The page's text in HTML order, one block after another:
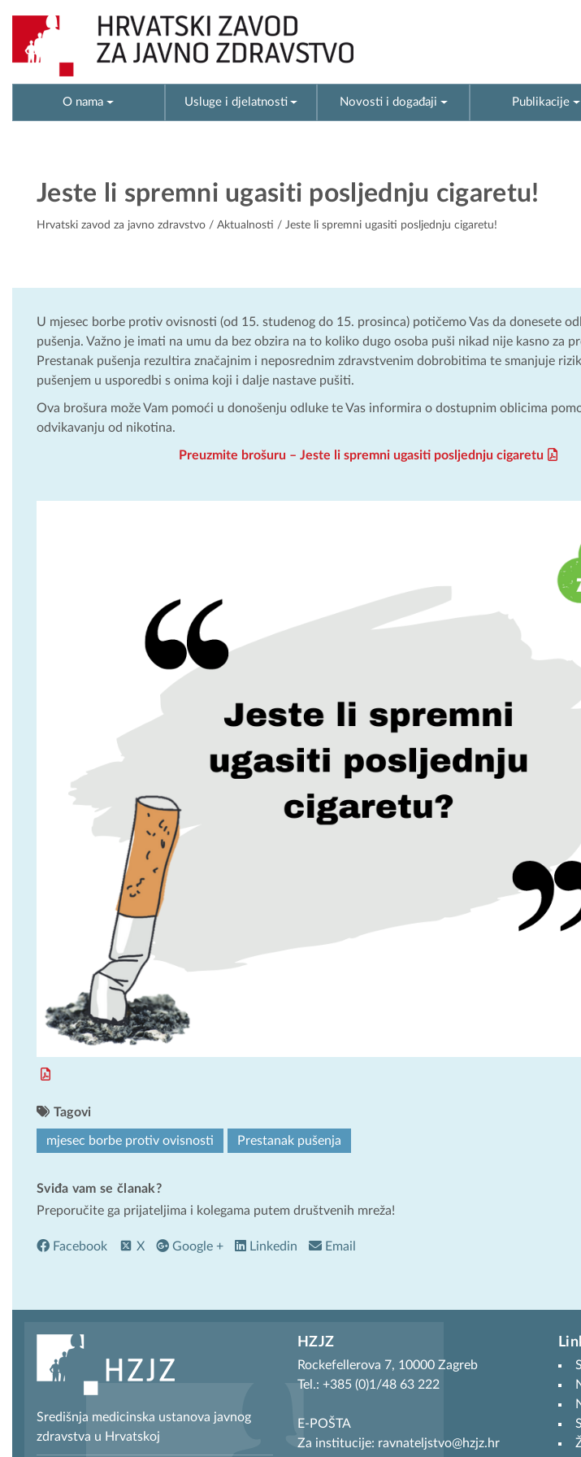
O nama Usluge i djelatnosti Novosti i događaji Publikacije
Jeste li spremni ugasiti posljednju cigaretu!
Hrvatski zavod za javno zdravstvo / Aktualnosti / Jeste li spremni ugasiti posljednju cigaretu!
U mjesec borbe protiv ovisnosti (od 15. studenog do 15. prosinca) potičemo Vas da donesete
pušenja. Važno je imati na umu da bez obzira na to koliko dugo osoba puši nikad nije kasno za
Prestanak pušenja rezultira značajnim i neposrednim zdravstvenim dobrobitima te smanjuje
pušenjem u usporedbi s onima koji i dalje nastave pušiti.
Ova brošura može Vam pomoći u donošenju odluke te Vas informira o dostupnim oblicima
odvikavanju od nikotina.
Preuzmite brošuru – Jeste li spremni ugasiti posljednju cigaretu
Tagovi
mjesec borbe protiv ovisnosti Prestanak pušenja
Sviđa vam se članak?
Preporučite ga prijateljima i kolegama putem društvenih mreža!
Facebook X Google + Linkedin Email
Središnja medicinska ustanova javnog
zdravstva u Hrvatskoj
HZJZ
Rockefellerova 7, 10000 Zagreb
Tel.: +385 (0)1/48 63 222
E-POŠTA
Za institucije: ravnateljstvo@hzjz.hr